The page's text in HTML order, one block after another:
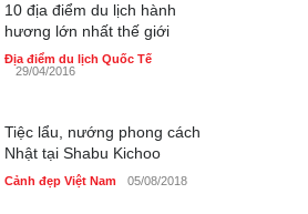
10 địa điểm du lịch hành
hương lớn nhất thế giới
Địa điểm du lịch Quốc Tế
29/04/2016
Tiệc lẩu, nướng phong cách
Nhật tại Shabu Kichoo
Cảnh đẹp Việt Nam 05/08/2018